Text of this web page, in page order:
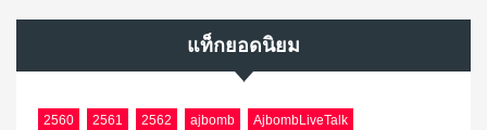
แท็กยอดนิยม
2560 2561 2562 ajbomb AjbombLiveTalk